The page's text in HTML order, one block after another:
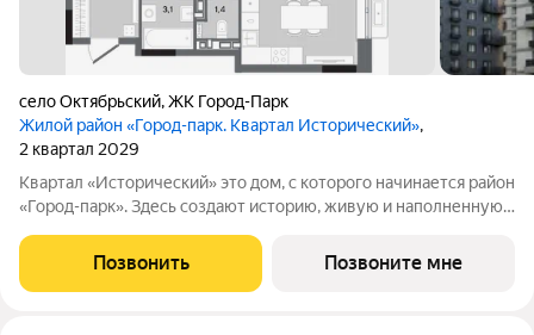
село Октябрьский,ЖК Город-Парк
Жилой район «Город-парк. Квартал Исторический»,
2 квартал 2029
Квартал «Исторический» это дом, с которого начинается район
«Город-парк». Здесь создают историю, живую и наполненную
от семи до десяти этажей и двух десятиэтажных башен,
выходящих на
Позвонить Позвоните мне